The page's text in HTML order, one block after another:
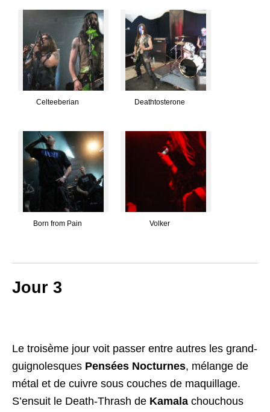
Celteeberian Deathtosterone
Born from Pain Volker
Jour 3
Le troisème jour voit passer entre autres les grand-
guignolesques Pensées Nocturnes, mélange de
métal et de cuivre sous couches de maquillage.
S’ensuit le Death-Thrash de Kamala chouchous